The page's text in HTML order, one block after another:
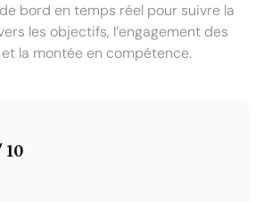
bord en temps réel pour suivre la
les objectifs, l’engagement des
la montée en compétence.
10